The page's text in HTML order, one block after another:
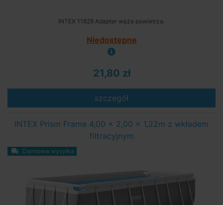
INTEX 11829 Adapter węża powietrza.
Niedostępne
21,80 zł
szczegół
INTEX Prism Frame 4,00 x 2,00 x 1,22m z wkładem
filtracyjnym
Darmowa wysyłka